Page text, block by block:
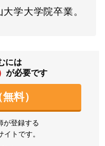
学大学院卒業。
には
が必要です
料）
が登録する
トです。